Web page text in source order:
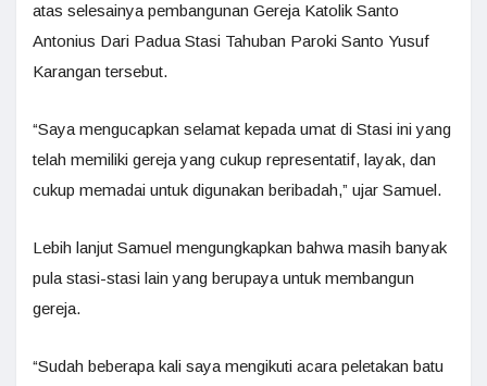
atas selesainya pembangunan Gereja Katolik Santo
Antonius Dari Padua Stasi Tahuban Paroki Santo Yusuf
Karangan tersebut.
“Saya mengucapkan selamat kepada umat di Stasi ini yang
telah memiliki gereja yang cukup representatif, layak, dan
cukup memadai untuk digunakan beribadah,” ujar Samuel.
Lebih lanjut Samuel mengungkapkan bahwa masih banyak
pula stasi-stasi lain yang berupaya untuk membangun
gereja.
“Sudah beberapa kali saya mengikuti acara peletakan batu